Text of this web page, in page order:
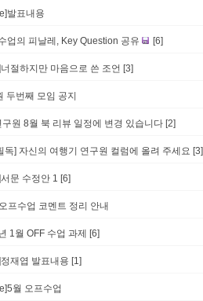
발표내용
업의 피날레, Key Question 공유 [6]
절하지만 마음으로 쓴 조언 [3]
두번째 모임 공지
구원 8월 북 리뷰 일정에 변경 있습니다 [2]
독] 자신의 여행기 연구원 컬럼에 올려 주세요 [3]
문 수정안 1 [6]
프수업 코멘트 정리 안내
1월 OFF 수업 과제 [6]
재엽 발표내용 [1]
월 오프수업